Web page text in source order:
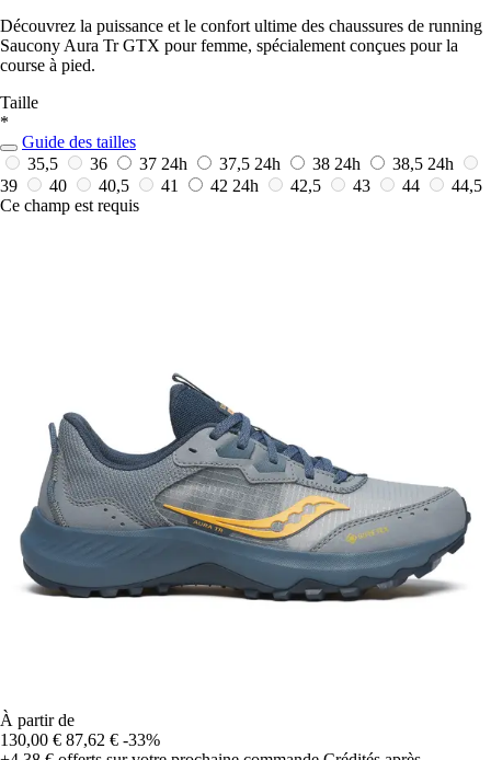
Découvrez la puissance et le confort ultime des chaussures de running
Saucony Aura Tr GTX pour femme, spécialement conçues pour la
course à pied.
Taille
*
Guide des tailles
35,5
36 37 24h 37,5 24h 38 24h 38,5 24h
39
40 40,5 41 42 24h 42,5 43 44
44,5
Ce champ est requis
À partir de
130,00 € 87,62 € -33%